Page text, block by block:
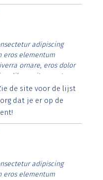
adipiscing
eros elementum
ornare, eros dolor
libero vitae erat.
id rutrum lorem
tristique posuere.
de site voor de lijst
dat je er op de
adipiscing
eros elementum